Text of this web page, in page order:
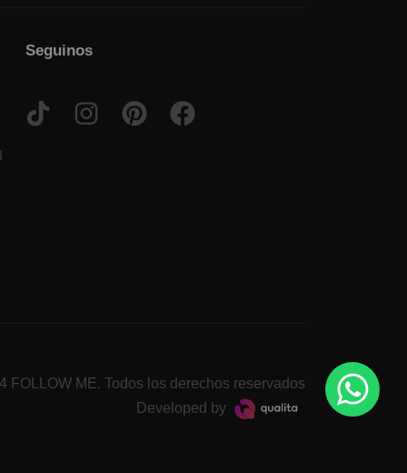
Seguinos
FOLLOW ME. Todos los derechos reservados
Developed by